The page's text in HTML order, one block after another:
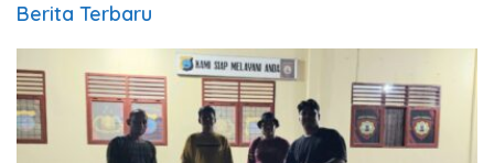
Berita Terbaru